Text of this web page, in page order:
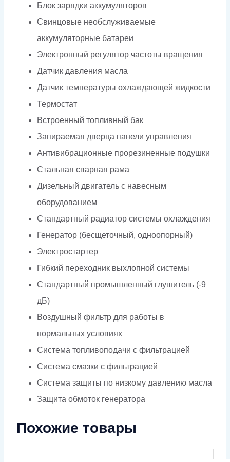
Блок зарядки аккумуляторов
Свинцовые необслуживаемые
аккумуляторные батареи
Электронный регулятор частоты вращения
Датчик давления масла
Датчик температуры охлаждающей жидкости
Термостат
Встроенный топливный бак
Запираемая дверца панели управления
Антивибрационные прорезиненные подушки
Стальная сварная рама
Дизельный двигатель с навесным
оборудованием
Стандартный радиатор системы охлаждения
Генератор (бесщеточный, одноопорный)
Электростартер
Гибкий переходник выхлопной системы
Стандартный промышленный глушитель (-9
дБ)
Воздушный фильтр для работы в
нормальных условиях
Система топливоподачи с фильтрацией
Система смазки с фильтрацией
Система защиты по низкому давлению масла
Защита обмоток генератора
Похожие товары